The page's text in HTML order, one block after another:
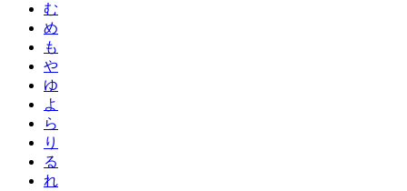
む
め
も
や
ゆ
よ
ら
り
る
れ